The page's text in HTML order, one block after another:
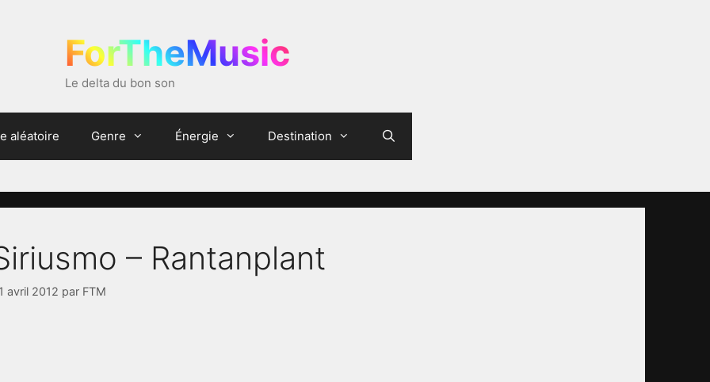
ForTheMusic
Le delta du bon son
aléatoire Genre Énergie Destination
– Rantanplant
avril 2012 par FTM